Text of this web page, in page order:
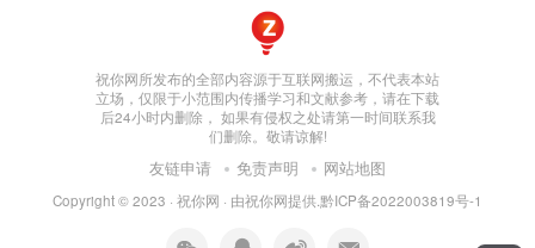
祝你网所发布的全部内容源于互联网搬运，不代表本站
立场，仅限于小范围内传播学习和文献参考，请在下载
后24小时内删除， 如果有侵权之处请第一时间联系我
们删除。敬请谅解!
友链申请 免责声明 网站地图
Copyright © 2023 · 祝你网 · 由祝你网提供.黔ICP备2022003819号-1